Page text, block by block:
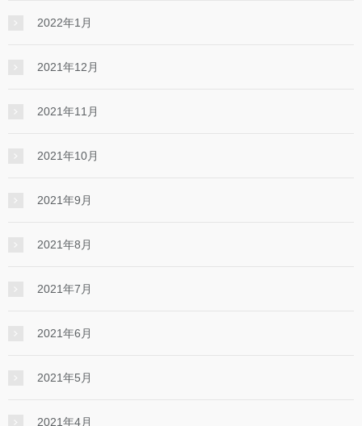
2022年1月
2021年12月
2021年11月
2021年10月
2021年9月
2021年8月
2021年7月
2021年6月
2021年5月
2021年4月